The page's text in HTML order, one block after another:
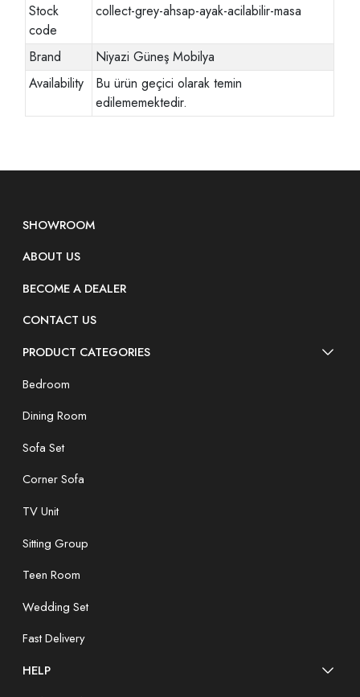
Stock
code
collect-grey-ahsap-ayak-acilabilir-masa
Brand
Niyazi Güneş Mobilya
Availability
Bu ürün geçici olarak temin
edilememektedir.
SHOWROOM
ABOUT US
BECOME A DEALER
CONTACT US
PRODUCT CATEGORIES
Bedroom
Dining Room
Sofa Set
Corner Sofa
TV Unit
Sitting Group
Teen Room
Wedding Set
Fast Delivery
HELP